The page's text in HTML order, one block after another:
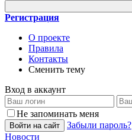
Регистрация
О проекте
Правила
Контакты
Сменить тему
Вход в аккаунт
Не запоминать меня
Войти на сайт
Забыли пароль?
Новости